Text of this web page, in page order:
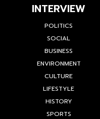
INTERVIEW
POLITICS
SOCIAL
BUSINESS
ENVIRONMENT
CULTURE
LIFESTYLE
HISTORY
SPORTS